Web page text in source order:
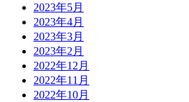
2023年5月
2023年4月
2023年3月
2023年2月
2022年12月
2022年11月
2022年10月